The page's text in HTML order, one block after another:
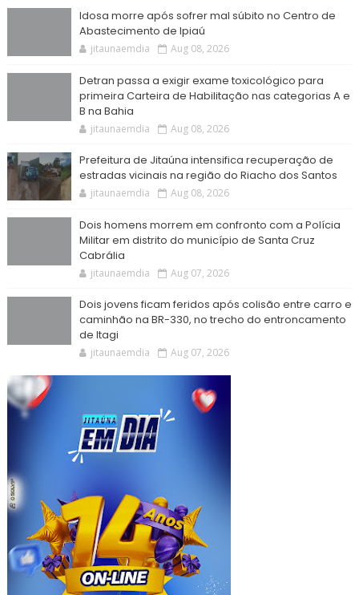
Idosa morre após sofrer mal súbito no Centro de
Abastecimento de Ipiaú
jitaunaemdia Aug 08, 2026
Detran passa a exigir exame toxicológico para
primeira Carteira de Habilitação nas categorias A e
B na Bahia
jitaunaemdia Aug 08, 2026
Prefeitura de Jitaúna intensifica recuperação de
estradas vicinais na região do Riacho dos Santos
jitaunaemdia Aug 08, 2026
Dois homens morrem em confronto com a Polícia
Militar em distrito do município de Santa Cruz
Cabrália
jitaunaemdia Aug 07, 2026
Dois jovens ficam feridos após colisão entre carro e
caminhão na BR-330, no trecho do entroncamento
de Itagi
jitaunaemdia Aug 07, 2026